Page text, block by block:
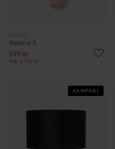
Medine 3
599 kr
Rek. 2 195 kr
KAMPANJ